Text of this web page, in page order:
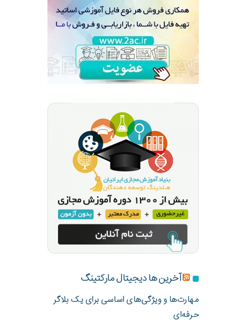
آخرین ها دیجیتال مارکتینگ
مهارت‌ها و ویژگی‌های اساسی برای یک بلاگر
حرفه‌ای